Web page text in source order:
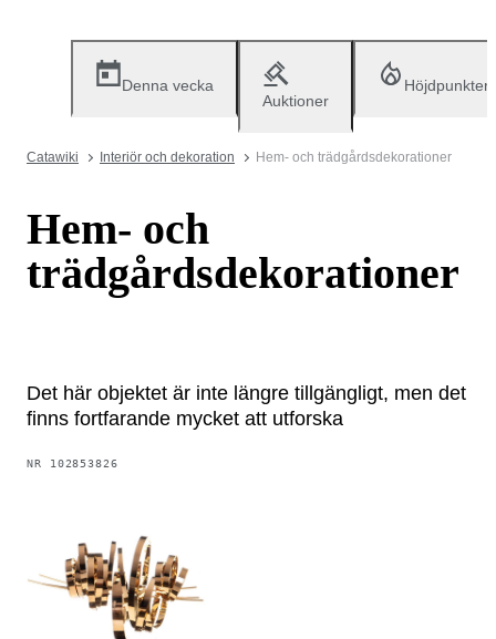
Denna vecka
Auktioner
Höjdpunkter
Catawiki Interiör och dekoration Hem- och trädgårdsdekorationer
Hem- och
trädgårdsdekorationer
Det här objektet är inte längre tillgängligt, men det
finns fortfarande mycket att utforska
NR 102853826